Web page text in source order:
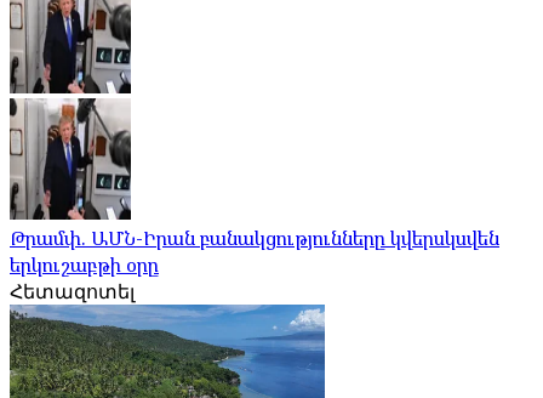
Թրամփ. ԱՄՆ-Իրան բանակցությունները կվերսկսվեն
երկուշաբթի օրը
Հետազոտել